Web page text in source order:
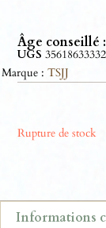
Âge conseillé :
UGS
Marque : TSJJ
Rupture de stock
Informations